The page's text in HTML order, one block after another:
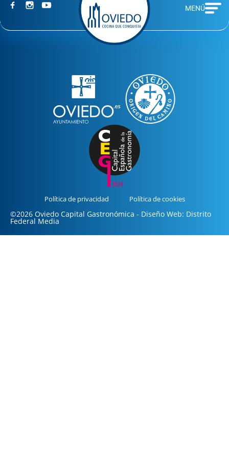
MENÚ
Política de privacidad Política de cookies
©2026 Oviedo Capital Gastronómica - Diseño Web: Distrito
Federal Media